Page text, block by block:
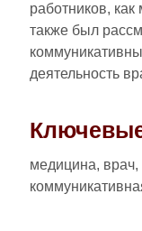
работников,
также был
деятельность
медицина, врач,